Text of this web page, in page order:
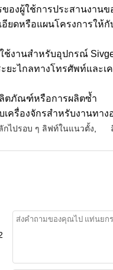
องผู้ใช้การประสานงาน
อียดหรือแผนโครงการให้กั
ใช้งานสำหรับอุปกรณ์
ยะไกลทางโทรศัพท์และเ
ลิตภัณฑ์หรือการผลิตซ้ำ
บเครื่องจักรสำหรับงานท
กไปรอบ ๆ ลิฟท์ในแนวตั้ง